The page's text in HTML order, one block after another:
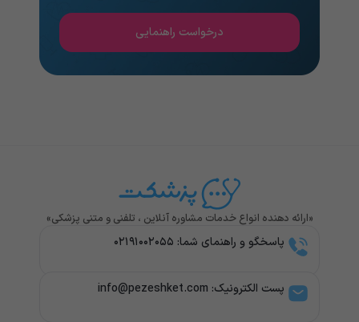
درخواست راهنمایی
«ارائه دهنده انواع خدمات مشاوره آنلاین ، تلفنی و متنی پزشکی»
پاسخگو و راهنمای شما: ۰۲۱۹۱۰۰۲۰۵۵
پست الکترونیک: info@pezeshket.com​